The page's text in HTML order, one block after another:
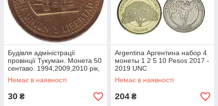
Будівля адміністрації
провінції Тукуман. Монета 50
сентаво. 1994,2009,2010 рік,
Аргентина..(АМ)
Немає в наявності
30 ₴
Argentina Аргентина набор 4
монеты 1 2 5 10 Pesos 2017 -
2019 UNC
Немає в наявності
204 ₴